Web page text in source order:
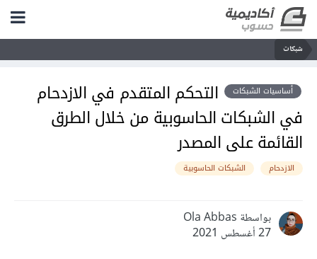
شبكات
أساسيات الشبكات
التحكم المتقدم في الازدحام
في الشبكات الحاسوبية من خلال الطرق
القائمة على المصدر
الازدحام الشبكات الحاسوبية
بواسطة Ola Abbas
27 أغسطس 2021